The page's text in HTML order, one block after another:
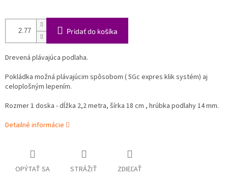
Pridať do košíka
Drevená plávajúca podlaha.
Pokládka možná plávajúcim spôsobom ( 5Gc expres klik systém) aj
celoplošným lepením.
Rozmer 1 doska - dĺžka 2,2 metra, šírka 18 cm , hrúbka podlahy 14 mm.
Detailné informácie
OPÝTAŤ SA STRÁŽIŤ ZDIEĽAŤ